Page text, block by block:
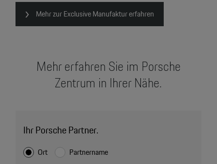
Mehr zur Exclusive Manufaktur erfahren
Mehr erfahren Sie im Porsche
Zentrum in Ihrer Nähe.
Ihr Porsche Partner.
Ort Partnername